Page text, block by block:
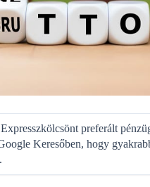
preferált
Keresőben, hogy